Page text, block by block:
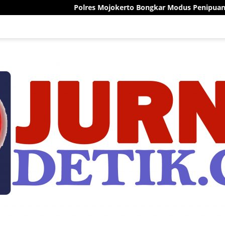
Polres Mojokerto Bongkar Modus Penipuan Berkedok